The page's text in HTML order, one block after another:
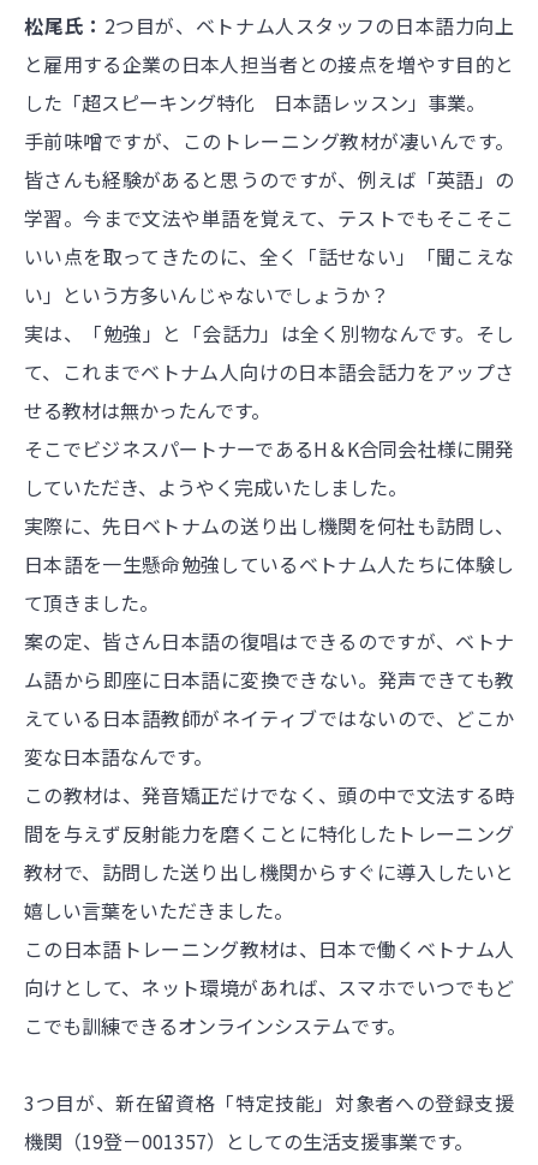
松尾氏： 2つ目が、ベトナム人スタッフの日本語力向上
と雇用する企業の日本人担当者との接点を増やす目的と
した「超スピーキング特化 日本語レッスン」事業。
手前味噌ですが、このトレーニング教材が凄いんです。
皆さんも経験があると思うのですが、例えば「英語」の
学習。今まで文法や単語を覚えて、テストでもそこそこ
いい点を取ってきたのに、全く「話せない」「聞こえな
い」という方多いんじゃないでしょうか？
実は、「勉強」と「会話力」は全く別物なんです。そし
て、これまでベトナム人向けの日本語会話力をアップさ
せる教材は無かったんです。
そこでビジネスパートナーであるH＆K合同会社様に開発
していただき、ようやく完成いたしました。
実際に、先日ベトナムの送り出し機関を何社も訪問し、
日本語を一生懸命勉強しているベトナム人たちに体験し
て頂きました。
案の定、皆さん日本語の復唱はできるのですが、ベトナ
ム語から即座に日本語に変換できない。発声できても教
えている日本語教師がネイティブではないので、どこか
変な日本語なんです。
この教材は、発音矯正だけでなく、頭の中で文法する時
間を与えず反射能力を磨くことに特化したトレーニング
教材で、訪問した送り出し機関からすぐに導入したいと
嬉しい言葉をいただきました。
この日本語トレーニング教材は、日本で働くベトナム人
向けとして、ネット環境があれば、スマホでいつでもど
こでも訓練できるオンラインシステムです。
3つ目が、新在留資格「特定技能」対象者への登録支援
機関（19登－001357）としての生活支援事業です。